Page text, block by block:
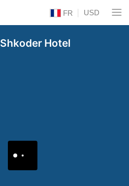
FR USD
Shkoder Hotel